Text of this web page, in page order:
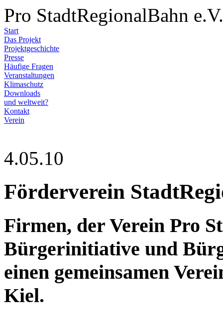
Pro StadtRegionalBahn e.V.
Start
Das Projekt
Projektgeschichte
Presse
Häufige Fragen
Veranstaltungen
Klimaschutz
Downloads
und weltweit?
Kontakt
Verein
4.05.10
Förderverein
Firmen, der Verein Pro
Bürgerinitiative und
einen gemeinsamen
Kiel.